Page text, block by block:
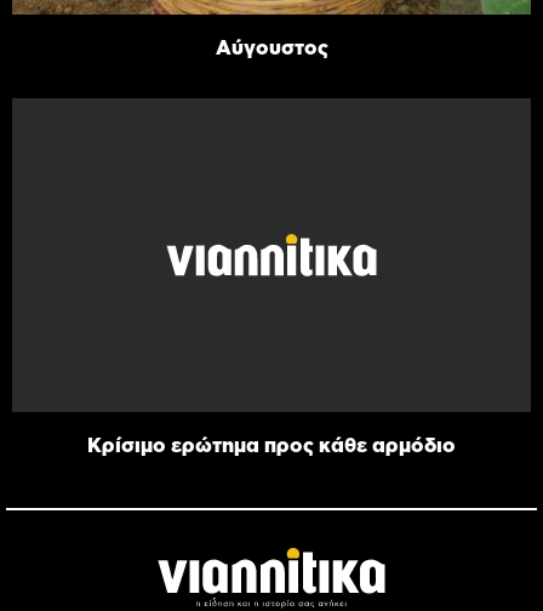
Αύγουστος
Κρίσιμο ερώτημα προς κάθε αρμόδιο